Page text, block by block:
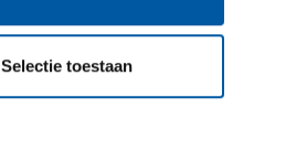
Selectie toestaan